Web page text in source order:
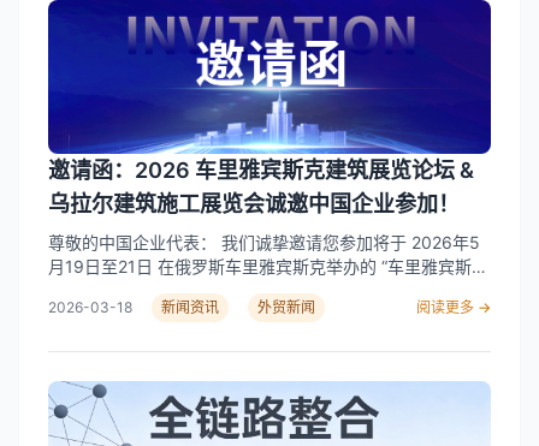
邀请函：2026 车里雅宾斯克建筑展览论坛 &
乌拉尔建筑施工展览会诚邀中国企业参加！
尊敬的中国企业代表： 我们诚挚邀请您参加将于 2026年5
月19日至21日 在俄罗斯车里雅宾斯克举办的 “车里雅宾斯克
建筑展览论坛” 。这是南乌拉尔地区规模最大、最具影响力
的建筑行业盛会，获车里雅宾斯克州政府、建设与基础设施
斯克州？（截至2025年10月数据） 指标 数据 同比变化 建
筑施工总量 160.8万㎡ +7.7% (vs 2024.10) 一级市场平均
房价 125,647 卢布/㎡ +14.7% (vs 2024.9) 住房按揭贷款
2026-03-18 新闻资讯 外贸新闻 阅读更多 →